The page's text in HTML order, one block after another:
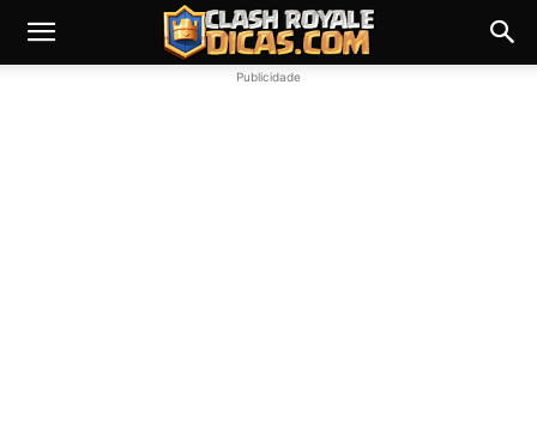
Publicidade